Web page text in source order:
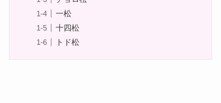
一松
十四松
トド松